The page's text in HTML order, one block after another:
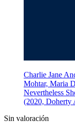
Charlie Jane
Mohtar, Maria
Nevertheless
(2020, Doherty
Sin valoración